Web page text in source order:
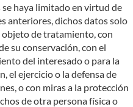
se haya limitado en virtud de
anteriores, dichos datos solo
objeto de tratamiento, con
su conservación, con el
del interesado o para la
el ejercicio o la defensa de
o con miras a la protección
de otra persona física o